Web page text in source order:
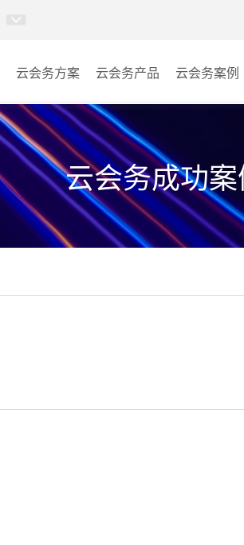
云会务方案 云会务产品
多媒体信息发布系统
AI智慧展厅系统
AI百城视界系统
AI智慧排队叫号管理软件
云会务案例
教室
客房
其它
云会务成功